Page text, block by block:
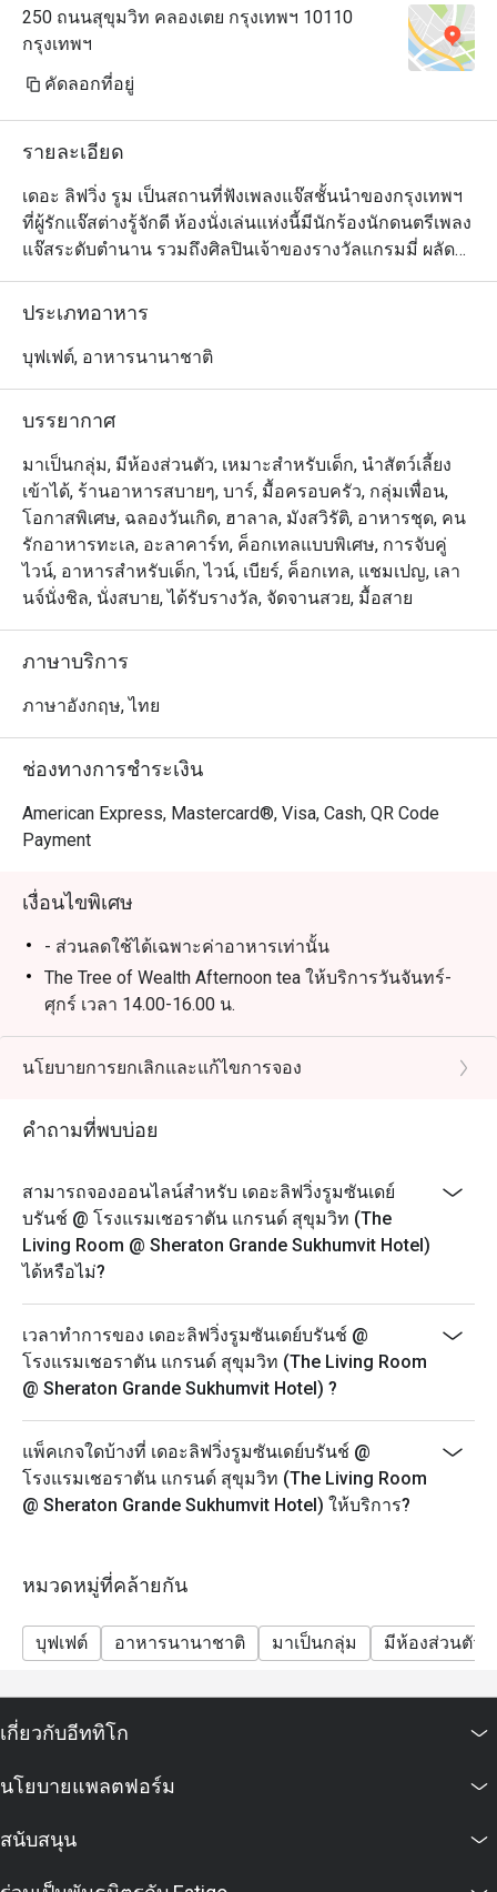
250 ถนนสุขุมวิท คลองเตย กรุงเทพฯ 10110
กรุงเทพฯ
คัดลอกที่อยู่
รายละเอียด
เดอะ ลิฟวิ่ง รูม เป็นสถานที่ฟังเพลงแจ๊สชั้นนำของกรุงเทพฯ
ที่ผู้รักแจ๊สต่างรู้จักดี ห้องนั่งเล่นแห่งนี้มีนักร้องนักดนตรีเพลง
แจ๊สระดับตำนาน รวมถึงศิลปินเจ้าของรางวัลแกรมมี่ ผลัด
เปลี่ยนหมุนเวียนกันมาสร้างความสุขในเสียงเพลงให้คุณ
ตลอดเวลา คุณจะรู้สึกผ่อนคลาย และมีความสุขตั้งแต่ก้าว
นั่งสบาย ระบบแสงไฟอ่อนๆ ให้ความรู้สึกนุ่มนวล แกลเลอรี่
เลิศจากพนักงานของเรา เดอะ ลิฟวิ่ง รูมจึงเป็นสถานที่ๆ
เหมาะสมที่สุดเพื่อการพักผ่อนกับคนรู้ใจ หรือสังสรรค์กับ
ประเภทอาหาร
บุฟเฟต์, อาหารนานาชาติ
บรรยากาศ
มาเป็นกลุ่ม, มีห้องส่วนตัว, เหมาะสำหรับเด็ก, นำสัตว์เลี้ยง
เข้าได้, ร้านอาหารสบายๆ, บาร์, มื้อครอบครัว, กลุ่มเพื่อน,
โอกาสพิเศษ, ฉลองวันเกิด, ฮาลาล, มังสวิรัติ, อาหารชุด, คน
รักอาหารทะเล, อะลาคาร์ท, ค็อกเทลแบบพิเศษ, การจับคู่
ไวน์, อาหารสำหรับเด็ก, ไวน์, เบียร์, ค็อกเทล, แชมเปญ, เลา
นจ์นั่งชิล, นั่งสบาย, ได้รับรางวัล, จัดจานสวย, มื้อสาย
ภาษาบริการ
ภาษาอังกฤษ, ไทย
ช่องทางการชำระเงิน
American Express, Mastercard®, Visa, Cash, QR Code
Payment
เงื่อนไขพิเศษ
- ส่วนลดใช้ได้เฉพาะค่าอาหารเท่านั้น
The Tree of Wealth Afternoon tea ให้บริการวันจันทร์-
ศุกร์ เวลา 14.00-16.00 น.
- กรุณาจองล่วงหน้าอย่างน้อย 45 นาที ชุดน้ำชายามบ่าย
จะพร้อมเสริฟใน 25 นาที หลังจากที่คุณลูกค้ามาถึง
ยม
- เพื่อความสะดวกของคุณลูกค้า กรุณาแจ้งให้เราทราบ
หากคุณมีข้อจำกัดทางอาหาร อาการแพ้อาหาร หรือ
คำขอพิเศษ
เวลา 14.00-16.00 น.
ราคาเริ่มต้น 1,200++ บาท ต่อท่าน
- กรุณาจองล่วงหน้าอย่างน้อย 45 นาที ชุดน้ำชายามบ่าย
เนื่องจากอาหารบางรายการไม่สามารถจัดเตรียมล่วง
หน้าได้ เราขอขอบคุณลูกค้าที่เข้าใจ
- ในกรณีที่มีการจองเข้ามาแบบกะทันหัน โปรดทราบว่า
- เพื่อความสะดวกของคุณลูกค้า กรุณาแจ้งให้เราทราบ
หากคุณมีข้อจำกัดทางอาหาร อาการแพ้อาหาร หรือ
คำขอพิเศษ
มีทั้งบุฟเฟต์สุดอลังการและดนตรีแจ๊สสด ถือเป็นวิธีที่
ครอบครัว
-เด็ก (อายุ 3-12 ปี) 1,400++ บาท
นโยบายการยกเลิกและแก้ไขการจอง
คำถามที่พบบ่อย
สามารถจองออนไลน์สำหรับ เดอะลิฟวิ่งรูมซันเดย์
บรันช์ @ โรงแรมเชอราตัน แกรนด์ สุขุมวิท (The
Living Room @ Sheraton Grande Sukhumvit Hotel)
ได้หรือไม่?
เวลาทำการของ เดอะลิฟวิ่งรูมซันเดย์บรันช์ @
โรงแรมเชอราตัน แกรนด์ สุขุมวิท (The Living Room
@ Sheraton Grande Sukhumvit Hotel) ?
แพ็คเกจใดบ้างที่ เดอะลิฟวิ่งรูมซันเดย์บรันช์ @
โรงแรมเชอราตัน แกรนด์ สุขุมวิท (The Living Room
@ Sheraton Grande Sukhumvit Hotel) ให้บริการ?
หมวดหมู่ที่คล้ายกัน
บุฟเฟต์ อาหารนานาชาติ มาเป็นกลุ่ม มีห้องส่วนตัว
เกี่ยวกับอีททิโก
นโยบายแพลตฟอร์ม
สนับสนุน